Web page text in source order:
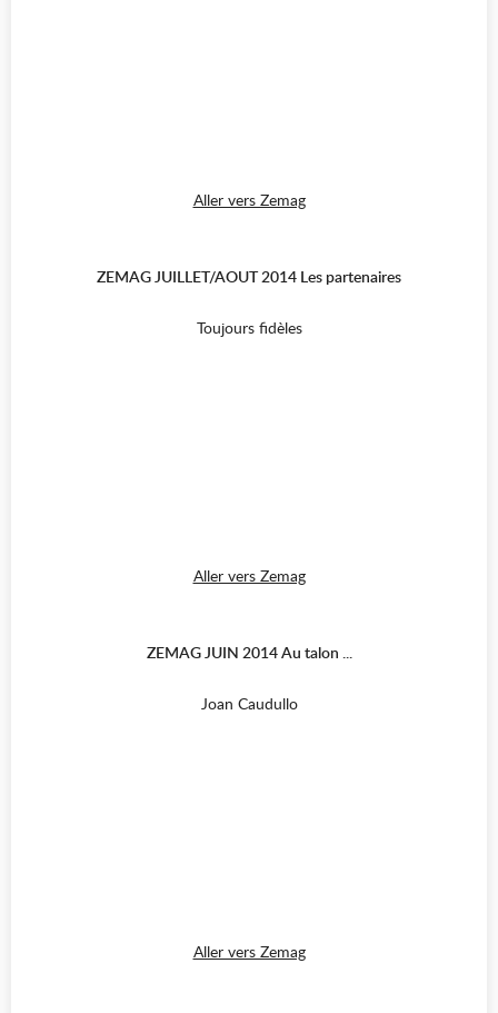
Aller vers Zemag
ZEMAG JUILLET/AOUT 2014 Les partenaires
Toujours fidèles
Aller vers Zemag
ZEMAG JUIN 2014 Au talon ...
Joan Caudullo
Aller vers Zemag